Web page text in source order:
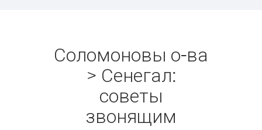
Соломоновы о-ва
> Сенегал:
советы
звонящим